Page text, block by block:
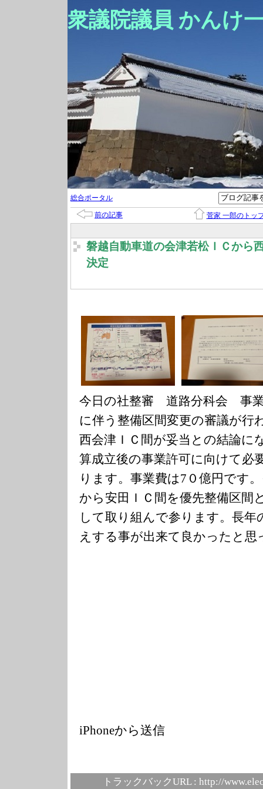
衆議院議員 かんけ
総合ポータル
前の記事 菅家 一郎のトッ
磐越自動車道の会津若松ＩＣから
決定
今日の社整審 道路分科会 事
に伴う整備区間変更の審議が行
西会津ＩＣ間が妥当との結論に
算成立後の事業許可に向けて必
ります。事業費は7０億円です
から安田ＩＣ間を優先整備区間
して取り組んで参ります。長年
えする事が出来て良かったと思
iPhoneから送信
トラックバックURL : http://